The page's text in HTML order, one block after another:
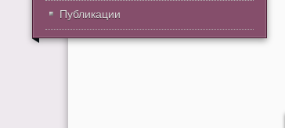
Публикации